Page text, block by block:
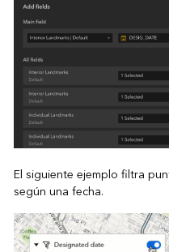
El siguiente ejemplo filtra
según una fecha.